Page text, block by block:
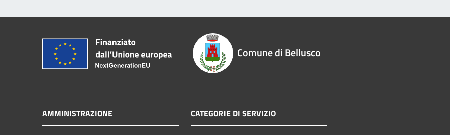
Comune di Bellusco
AMMINISTRAZIONE CATEGORIE DI SERVIZIO